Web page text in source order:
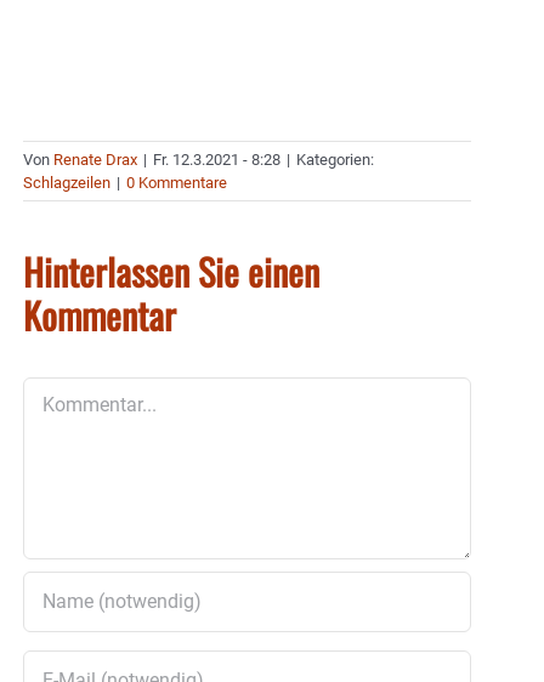
Von Renate Drax | Fr. 12.3.2021 - 8:28 | Kategorien:
Schlagzeilen | 0 Kommentare
Hinterlassen Sie einen
Kommentar